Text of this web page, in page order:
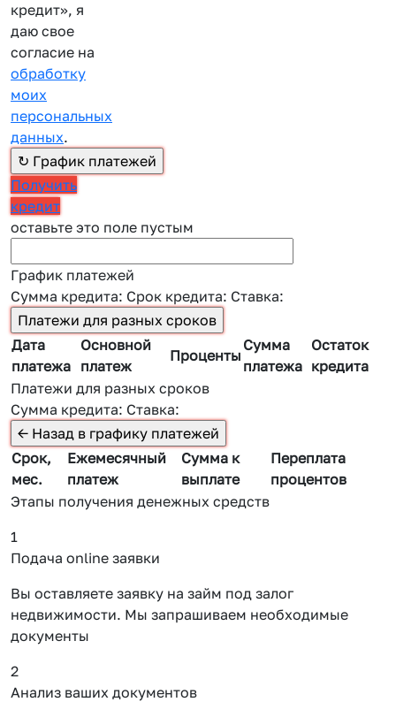
кредит», я
даю свое
согласие на
обработку
моих
персональных
данных.
Получить
кредит
оставьте это поле пустым
График платежей
Сумма кредита: Срок кредита: Ставка:
Дата
платежа
Основной
платеж
Проценты
Сумма
платежа
Остаток
кредита
Платежи для разных сроков
Сумма кредита: Ставка:
Срок,
мес.
Ежемесячный
платеж
Сумма к
выплате
Переплата
процентов
Этапы получения денежных средств
1
Подача online заявки
Вы оставляете заявку на займ под залог
недвижимости. Мы запрашиваем необходимые
документы
2
Анализ ваших документов